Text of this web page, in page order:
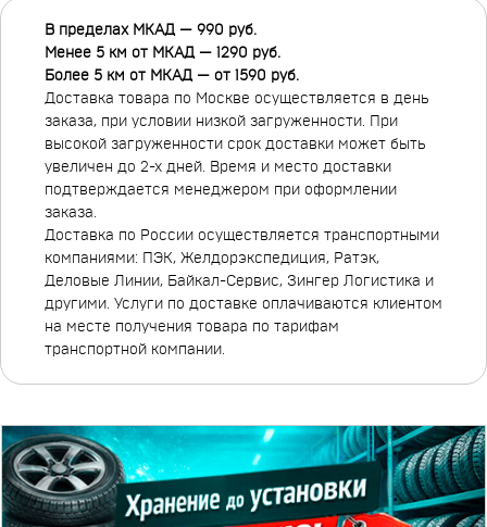
В пределах МКАД — 990 руб.
Менее 5 км от МКАД — 1290 руб.
Более 5 км от МКАД — от 1590 руб.
Доставка товара по Москве осуществляется в день
заказа, при условии низкой загруженности. При
высокой загруженности срок доставки может быть
увеличен до 2-х дней. Время и место доставки
подтверждается менеджером при оформлении
заказа.
Доставка по России осуществляется транспортными
компаниями: ПЭК, Желдорэкспедиция, Ратэк,
Деловые Линии, Байкал-Сервис, Зингер Логистика и
другими. Услуги по доставке оплачиваются клиентом
на месте получения товара по тарифам
транспортной компании.